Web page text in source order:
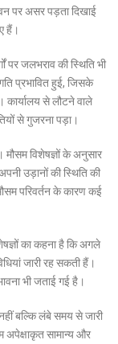
पर असर पड़ता दिखाई
हैं।
पर जलभराव की स्थिति भी
प्रभावित हुई, जिसके
कार्यालय से लौटने वाले
से गुजरना पड़ा।
विशेषज्ञों के अनुसार
उड़ानों की स्थिति की
परिवर्तन के कारण कई
का कहना है कि अगले
जारी रह सकती हैं।
भी जताई गई है।
बल्कि लंबे समय से जारी
सामान्य और